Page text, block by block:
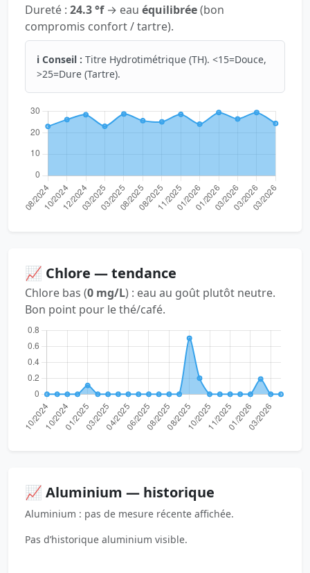
Dureté : 24.3 °f→ eau équilibrée(bon
compromis confort / tartre).
ℹ️ Conseil : Titre Hydrotimétrique (TH). <15=Douce,
>25=Dure (Tartre).
📈 Chlore — tendance
Chlore bas (0 mg/L) : eau au goût plutôt neutre.
Bon point pour le thé/café.
📈 Aluminium — historique
Aluminium : pas de mesure récente affichée.
Pas d’historique aluminium visible.